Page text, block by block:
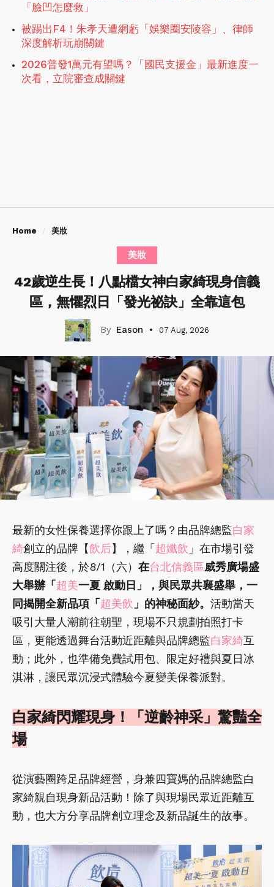
「臉凹怎麼救」
被踢出F4！朱孝天遭網虧「娛樂圈安陵容」、律師
深度解析玩崩關鍵
2026普發1萬元有望嗎？「國民支援金」最新進度一
次看，立院審查成關鍵
Home 美妝
美妝
42歲逆生長！八點檔女神白家綺現身信義
區，無懼烈日「發光祕訣」全靠這包
Eason 07 Aug, 2026
最新的女性保養選擇你跟上了嗎？由品牌總監白家
綺創立的品牌【飲后】，繼「 超孅飲 」在市場引發
高度關注後，於8/1（六） 在台北信義區威秀廣場盛
大舉辦「 超美一夏 啟動日」，與民眾共襄盛舉，一
同揭開全新品項「 超美飲 」的神秘面紗。 活動當天
吸引大量人潮前往朝聖，現場不只規劃拍照打卡
區，更能透過舞台活動近距離與品牌總監白家綺互
動；此外，也準備免費試用包、限定好禮與夏日冰
淇淋，讓民眾沉浸式體驗今夏變美保養派對。
白家綺閃耀現身！「逆齡神采」驚豔全
場
從演藝圈跨足品牌經營，身兼四寶媽的品牌總監白
家綺親自現身新品活動！除了與現場民眾近距離互
動，也大方分享品牌創立理念及新品誕生的故事。